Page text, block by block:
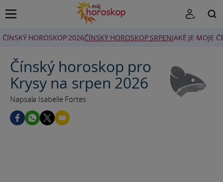
ČÍNSKÝ HOROSKOP 2026ČÍNSKÝ HOROSKOP SRPENJAKÉ JE MOJE
Čínský horoskop pro
Krysy na srpen 2026
Napsala Isabelle Fortes